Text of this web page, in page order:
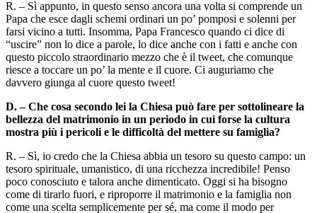
R. – Sì appunto, in questo senso ancora una volta si comprende un
Papa che esce dagli schemi ordinari un po’ pomposi e solenni per
farsi vicino a tutti. Insomma, Papa Francesco quando ci dice di
“uscire” non lo dice a parole, lo dice anche con i fatti e anche con
questo piccolo straordinario mezzo che è il tweet, che comunque
riesce a toccare un po’ la mente e il cuore. Ci auguriamo che
davvero giunga al cuore questo tweet!
D. – Che cosa secondo lei la Chiesa può fare per sottolineare la
bellezza del matrimonio in un periodo in cui forse la cultura
mostra più i pericoli e le difficoltà del mettere su famiglia?
R. – Sì, io credo che la Chiesa abbia un tesoro su questo campo: un
tesoro spirituale, umanistico, di una ricchezza incredibile! Penso
poco conosciuto e talora anche dimenticato. Oggi si ha bisogno
come di tirarlo fuori, e riproporre il matrimonio e la famiglia non
come una scelta semplicemente per sé, ma come il modo per